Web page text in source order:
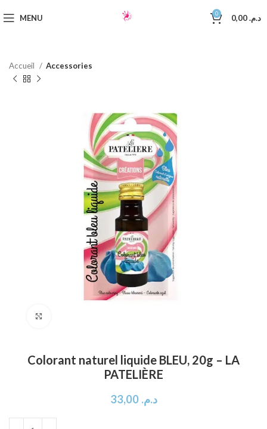
MENU 0 د.م.
Accueil Accessories
Colorant naturel liquide BLEU, 20g – LA
PATELIÈRE
د.م. 33,00